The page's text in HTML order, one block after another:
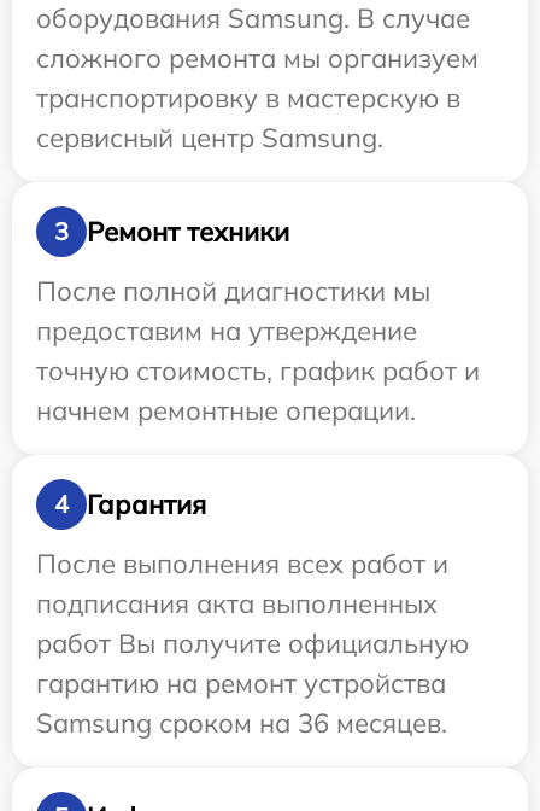
оборудования Samsung. В случае
сложного ремонта мы организуем
транспортировку в мастерскую в
сервисный центр Samsung.
3
Ремонт техники
После полной диагностики мы
предоставим на утверждение
точную стоимость, график работ и
начнем ремонтные операции.
4
Гарантия
После выполнения всех работ и
подписания акта выполненных
работ Вы получите официальную
гарантию на ремонт устройства
Samsung сроком на 36 месяцев.